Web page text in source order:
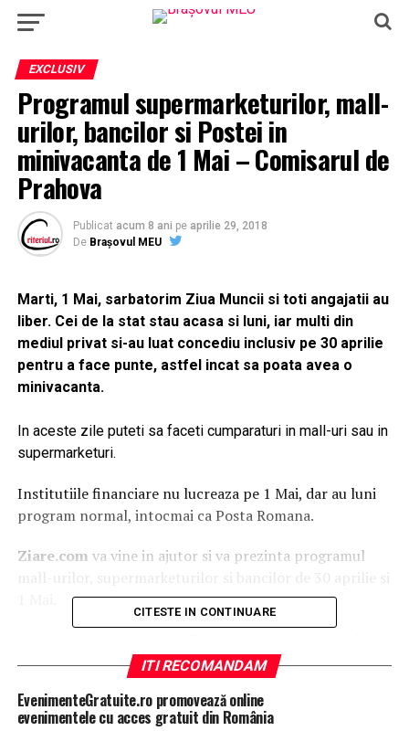
EXCLUSIV
Programul supermarketurilor, mall-
urilor, bancilor si Postei in
minivacanta de 1 Mai – Comisarul de
Prahova
Publicat acum 8 ani pe aprilie 29, 2018
De Brașovul MEU
Marti, 1 Mai, sarbatorim Ziua Muncii si toti angajatii au
liber. Cei de la stat stau acasa si luni, iar multi din
mediul privat si-au luat concediu inclusiv pe 30 aprilie
pentru a face punte, astfel incat sa poata avea o
minivacanta.
In aceste zile puteti sa faceti cumparaturi in mall-uri sau in
supermarketuri.
Institutiile financiare nu lucreaza pe 1 Mai, dar au luni
program normal, intocmai ca Posta Romana.
Ziare.com va vine in ajutor si va prezinta programul
mall-urilor, supermarketurilor si bancilor de 30 aprilie si
fuga in mall-uri, care functioneaza dupa orarul normal.
AFI Palace Cotroceni
CITESTE IN CONTINUARE
ITI RECOMANDAM
EvenimenteGratuite.ro promovează online
evenimentele cu acces gratuit din România